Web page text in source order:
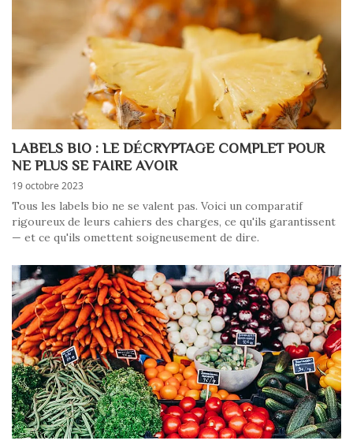
LABELS BIO : LE DÉCRYPTAGE COMPLET POUR
NE PLUS SE FAIRE AVOIR
19 octobre 2023
Tous les labels bio ne se valent pas. Voici un comparatif
rigoureux de leurs cahiers des charges, ce qu'ils garantissent
— et ce qu'ils omettent soigneusement de dire.